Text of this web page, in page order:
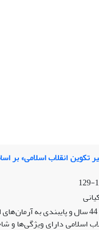
تکوین انقلاب اسلامی» بر
استمرار انقلاب اسلامی پس از 44 سال
اسلامی دارای ویژگی‌ها